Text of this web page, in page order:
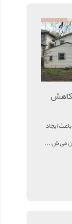
کاهش
ایجاد
آن می ش ...